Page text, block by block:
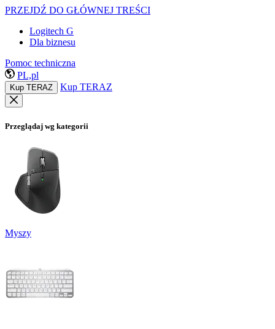
PRZEJDŹ DO GŁÓWNEJ TREŚCI
Logitech G
Dla biznesu
Pomoc techniczna
PL,pl
Kup TERAZ Kup TERAZ
Przeglądaj wg kategorii
Myszy